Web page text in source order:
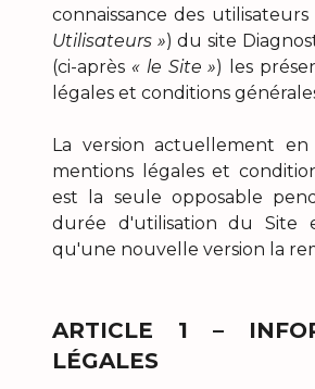
connaissance des utilisateurs
Utilisateurs ») du site
(ci-après « le Site ») les
légales et conditions
La version actuellement
mentions légales et
est la seule opposable
durée d'utilisation du Site
qu'une nouvelle version la
ARTICLE 1 –
LÉGALES